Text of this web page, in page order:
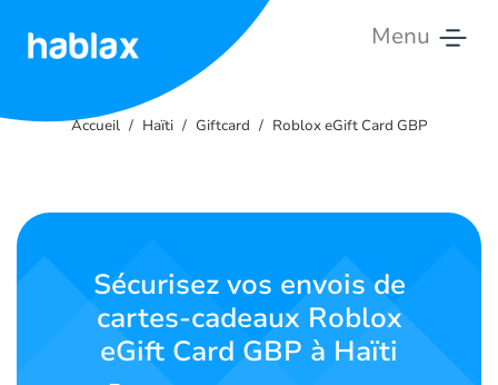
Menu
Tarifs
Contactez-
nous
Accueil Haïti Giftcard Roblox eGift Card GBP
Sécurisez vos envois de
cartes-cadeaux Roblox
eGift Card GBP à Haïti